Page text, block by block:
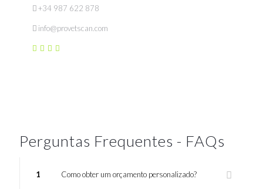
+34 987 622 878
info@provetscan.com
Perguntas Frequentes - FAQs
1 Como obter um orçamento personalizado?